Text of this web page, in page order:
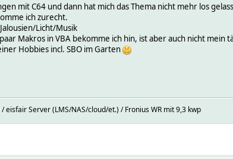
mit C64 und dann hat mich das Thema nicht mehr los
ich zurecht.
Licht/Musik
Makros in VBA bekomme ich hin, ist aber auch nicht mein
Hobbies incl. SBO im Garten
eisfair Server (LMS/NAS/cloud/et.) / Fronius WR mit 9,3 kwp